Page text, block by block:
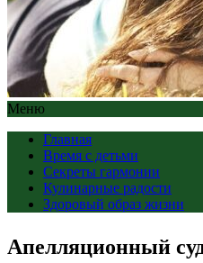
Меню
Главная
Время с детьми
Секреты гармонии
Кулинарные радости
Здоровый образ жизни
Апелляционный